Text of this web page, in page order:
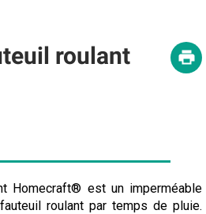
roulant
Homecraft® est un imperméable
roulant par temps de pluie.